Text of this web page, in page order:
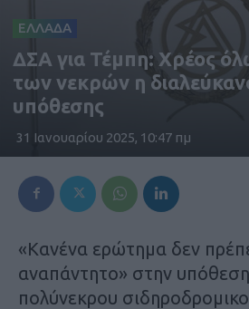
ΕΛΛΑΔΑ
ΔΣΑ για Τέμπη: Χρέος
των νεκρών η
υπόθεσης
31 Ιανουαρίου 2025, 10:47 πμ
«Κανένα ερώτημα δεν
αναπάντητο» στην
πολύνεκρου